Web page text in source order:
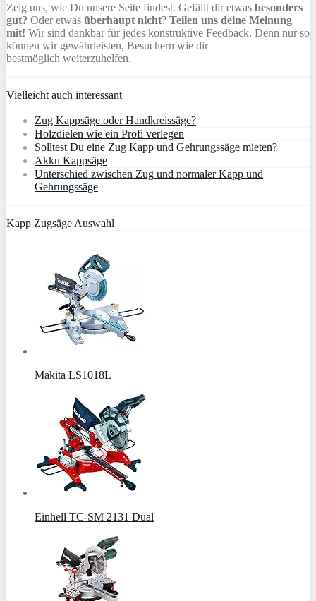
Zeig uns, wie Du unsere Seite findest. Gefällt dir etwas besonders
gut? Oder etwas überhaupt nicht? Teilen uns deine Meinung
mit! Wir sind dankbar für jedes konstruktive Feedback. Denn nur so
können wir gewährleisten, Besuchern wie dir
bestmöglich weiterzuhelfen.
Vielleicht auch interessant
Zug Kappsäge oder Handkreissäge?
Holzdielen wie ein Profi verlegen
Solltest Du eine Zug Kapp und Gehrungssäge mieten?
Akku Kappsäge
Unterschied zwischen Zug und normaler Kapp und
Gehrungssäge
Kapp Zugsäge Auswahl
Makita LS1018L
Einhell TC-SM 2131 Dual